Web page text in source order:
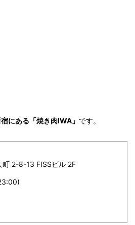
にある「焼き肉IWA」 です。
町 2-8-13 FISSビル 2F